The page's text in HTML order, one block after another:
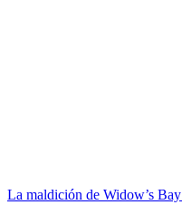
La maldición de Widow’s Bay